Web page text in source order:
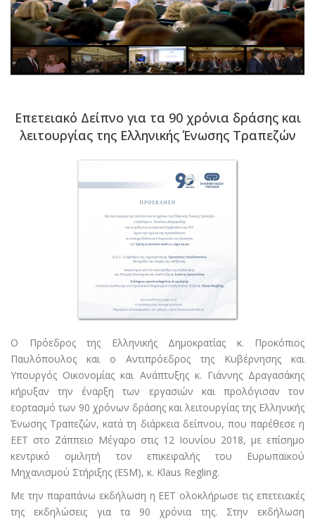
Επετειακό Δείπνο για τα 90 χρόνια δράσης και
λειτουργίας της Ελληνικής Ένωσης Τραπεζών
Ο Πρόεδρος της Ελληνικής Δημοκρατίας κ. Προκόπιος
Παυλόπουλος και ο Αντιπρόεδρος της Κυβέρνησης και
Υπουργός Οικονομίας και Ανάπτυξης κ. Γιάννης Δραγασάκης
κήρυξαν την έναρξη των εργασιών και προλόγισαν τον
εορτασμό των 90 χρόνων δράσης και λειτουργίας της Ελληνικής
Ένωσης Τραπεζών, κατά τη διάρκεια δείπνου, που παρέθεσε η
ΕΕΤ στο Ζάππειο Μέγαρο στις 12 Ιουνίου 2018, με επίσημο
κεντρικό ομιλητή τον επικεφαλής του Ευρωπαϊκού
Μηχανισμού Στήριξης (ESM), κ. Klaus Regling.
Με την παραπάνω εκδήλωση η ΕΕΤ ολοκλήρωσε τις επετειακές
της εκδηλώσεις για τα 90 χρόνια της. Στην εκδήλωση